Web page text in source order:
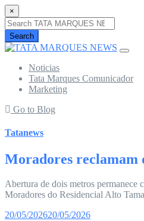
×
Search
Noticias
Tata Marques Comunicador
Marketing
Go to Blog
Tatanews
Moradores reclamam
Abertura de dois metros permanece
Moradores do Residencial Alto
20/05/202620/05/2026